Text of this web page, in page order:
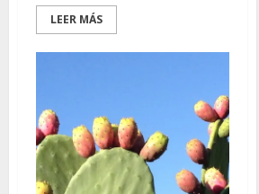
LEER MÁS